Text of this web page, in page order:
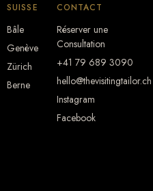
SUISSE
Bâle
Genève
Zürich
Berne
CONTACT
Réserver une
Consultation
+41 79 689 3090
hello@thevisitingtailor.ch
Instagram
Facebook